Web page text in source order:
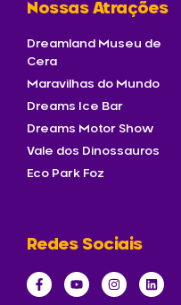
Nossas Atrações
Dreamland Museu de
Cera
Maravilhas do Mundo
Dreams Ice Bar
Dreams Motor Show
Vale dos Dinossauros
Eco Park Foz
Redes Sociais